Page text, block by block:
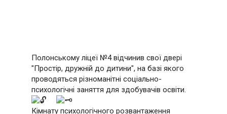
Полонському ліцеї №4 відчинив свої двері
"Простір, дружній до дитини", на базі якого
проводяться різноманітні соціально-
психологічні заняття для здобувачів освіти.
Кімнату психологічного розвантаження